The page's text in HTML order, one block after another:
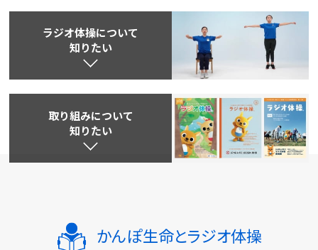
マイページでできること
ログイン
お客さまに関する情報等の確認の取り組み
お見積りシミュレーション
資料請求
保険の探し方のポイント
保険かんたん診断
お問い合わせ先
保険
子育て
ライフプラン
ご挨拶
経営理念・経営戦略
財務情報
株主・投資家のみなさまへ
日本郵政グループとしての取り組み
採用情報
サステナビリティ
株主・投資家のみなさまへ
採用情報
ラジオ体操について
知りたい
取り組みについて
知りたい
かんぽ生命とラジオ体操